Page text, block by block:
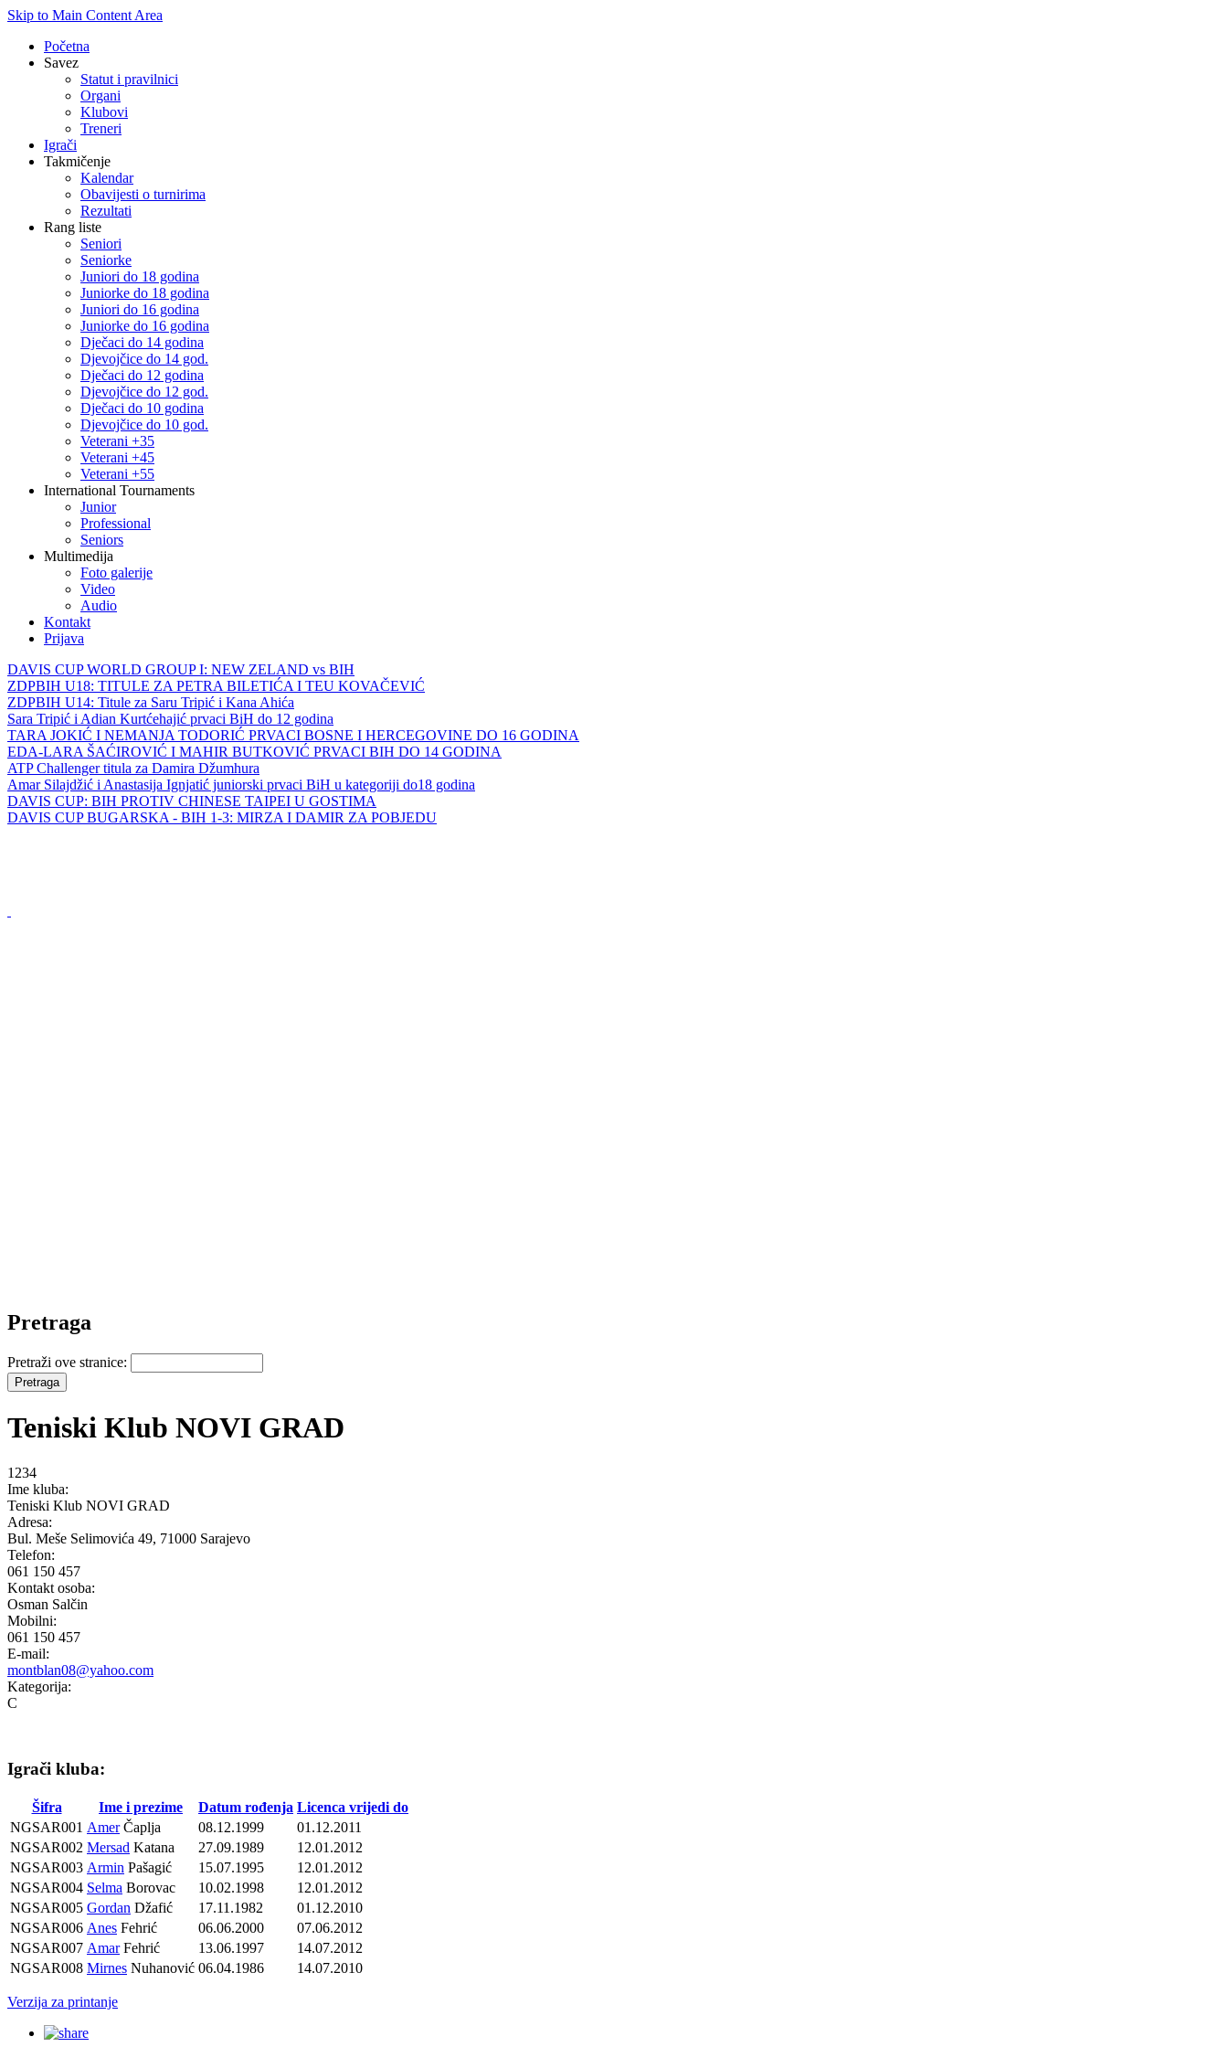
Skip to Main Content Area
Početna
Savez
Statut i pravilnici
Organi
Klubovi
Treneri
Igrači
Takmičenje
Kalendar
Obavijesti o turnirima
Rezultati
Rang liste
Seniori
Seniorke
Juniori do 18 godina
Juniorke do 18 godina
Juniori do 16 godina
Juniorke do 16 godina
Dječaci do 14 godina
Djevojčice do 14 god.
Dječaci do 12 godina
Djevojčice do 12 god.
Dječaci do 10 godina
Djevojčice do 10 god.
Veterani +35
Veterani +45
Veterani +55
International Tournaments
Junior
Professional
Seniors
Multimedija
Foto galerije
Video
Audio
Kontakt
Prijava
DAVIS CUP WORLD GROUP I: NEW ZELAND vs BIH
ZDPBIH U18: TITULE ZA PETRA BILETIĆA I TEU KOVAČEVIĆ
ZDPBIH U14: Titule za Saru Tripić i Kana Ahića
Sara Tripić i Adian Kurtćehajić prvaci BiH do 12 godina
TARA JOKIĆ I NEMANJA TODORIĆ PRVACI BOSNE I HERCEGOVINE DO 16 GODINA
EDA-LARA ŠAĆIROVIĆ I MAHIR BUTKOVIĆ PRVACI BIH DO 14 GODINA
ATP Challenger titula za Damira Džumhura
Amar Silajdžić i Anastasija Ignjatić juniorski prvaci BiH u kategoriji do18 godina
DAVIS CUP: BIH PROTIV CHINESE TAIPEI U GOSTIMA
DAVIS CUP BUGARSKA - BIH 1-3: MIRZA I DAMIR ZA POBJEDU
Pretraga
Pretraži ove stranice:
Teniski Klub NOVI GRAD
1234
Ime kluba:
Teniski Klub NOVI GRAD
Adresa:
Bul. Meše Selimovića 49, 71000 Sarajevo
Telefon:
061 150 457
Kontakt osoba:
Osman Salčin
Mobilni:
061 150 457
E-mail:
montblan08@yahoo.com
Kategorija:
C
Igrači kluba:
Šifra Ime i prezime Datum rođenja Licenca vrijedi do
NGSAR001 AmerČaplja 08.12.1999
01.12.2011
NGSAR002 Mersad Katana 27.09.1989
12.01.2012
NGSAR003 Armin Pašagić 15.07.1995
12.01.2012
NGSAR004 Selma Borovac 10.02.1998
12.01.2012
NGSAR005 Gordan Džafić 17.11.1982
01.12.2010
NGSAR006 Anes Fehrić 06.06.2000
07.06.2012
NGSAR007 AmarFehrić 13.06.1997
14.07.2012
NGSAR008 Mirnes Nuhanović 06.04.1986 14.07.2010
Verzija za printanje